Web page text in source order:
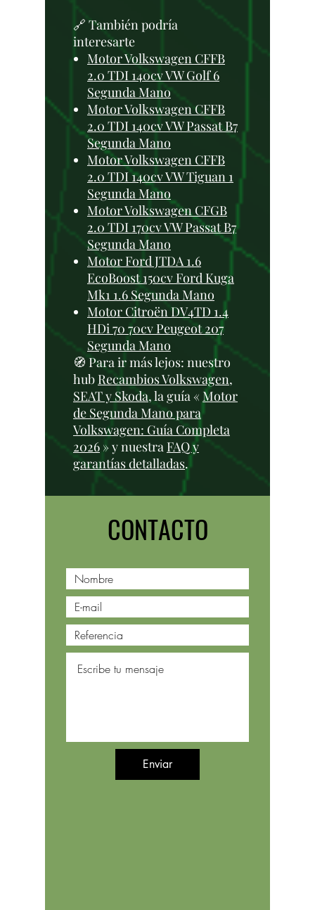
🔗 También podría
interesarte
Motor Volkswagen CFFB
2.0 TDI 140cv VW Golf 6
Segunda Mano
Motor Volkswagen CFFB
2.0 TDI 140cv VW Passat B7
Segunda Mano
Motor Volkswagen CFFB
2.0 TDI 140cv VW Tiguan 1
Segunda Mano
Motor Volkswagen CFGB
2.0 TDI 170cv VW Passat B7
Segunda Mano
Motor Ford JTDA 1.6
EcoBoost 150cv Ford Kuga
Mk1 1.6 Segunda Mano
Motor Citroën DV4TD 1.4
HDi 70 70cv Peugeot 207
Segunda Mano
🧭 Para ir más lejos: nuestro
hub Recambios Volkswagen,
SEAT y Skoda, la guía « Motor
de Segunda Mano para
Volkswagen: Guía Completa
2026 » y nuestra FAQ y
garantías detalladas.
CONTACTO
Enviar